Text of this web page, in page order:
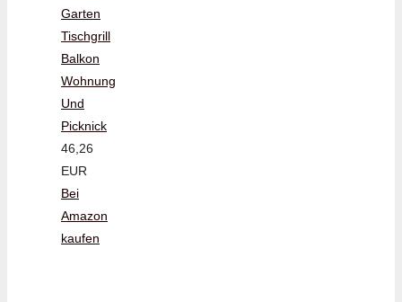
Garten
Tischgrill
Balkon
Wohnung
Und
Picknick
46,26
EUR
Bei
Amazon
kaufen